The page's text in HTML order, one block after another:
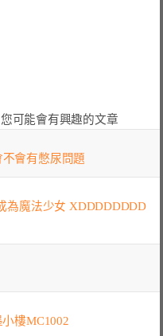
您可能會有興趣的文章
會有憋尿問題
為魔法少女 XDDDDDDDD
樓MC1002